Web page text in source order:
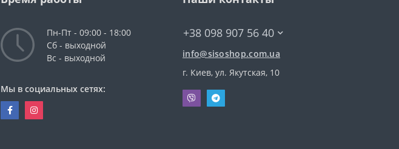
Пн-Пт - 09:00 - 18:00
Сб - выходной
Вс - выходной
Мы в социальных сетях:
+38 098 907 56 40
info@sisoshop.com.ua
г. Киев, ул. Якутская, 10